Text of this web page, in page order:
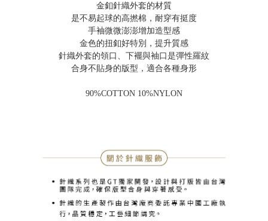
金釦針織外套的材質
是不易起球的高撚棉，耐穿有挺度
手袖微微澎澎增加造型感
金色的扭釦好特別，提升質感
針織外套的領口、下襬與袖口是彈性羅紋
合身不貼身的版型，適合各種身形
90%COTTON 10%NYLON